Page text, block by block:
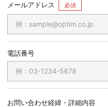
メールアドレス 必須
電話番号
お問い合わせ経緯・詳細内容